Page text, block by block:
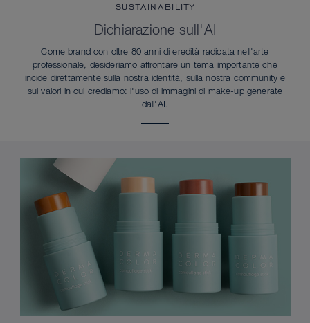
SUSTAINABILITY
Dichiarazione sull'AI
Come brand con oltre 80 anni di eredità radicata nell'arte
professionale, desideriamo affrontare un tema importante che
incide direttamente sulla nostra identità, sulla nostra community e
sui valori in cui crediamo: l'uso di immagini di make-up generate
dall'AI.